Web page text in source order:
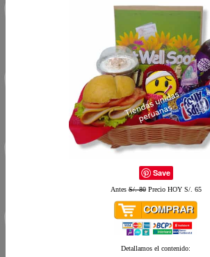
Save
AntesS/. 80Precio HOY S/. 65
Detallamos el contenido: